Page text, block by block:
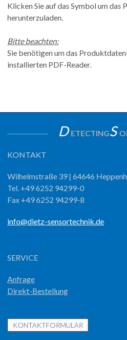
Klicken Sie auf das Symbol um
herunterzuladen.
Bitte beachten:
Sie benötigen um das
installierten PDF-Reader.
D ETECTINGS
KONTAKT
Wilhelmstraße 39 | 64646
Tel. +49 6252 94299-0
Fax +49 6252 94299-8
info@dietz-sensortechnik.de
SERVICE
Anfrage
Direkt-Bestellung
KONTAKTFORMULAR